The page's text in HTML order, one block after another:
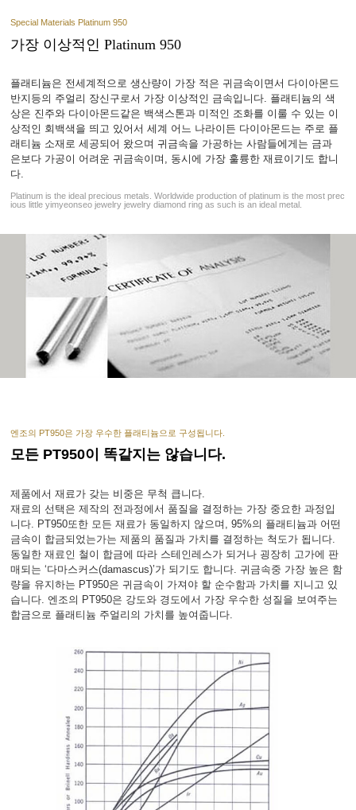
Special Materials Platinum 950
가장 이상적인 Platinum 950
플래티늄은 전세계적으로 생산량이 가장 적은 귀금속이면서 다이아몬드
반지등의 주얼리 장신구로서 가장 이상적인 금속입니다. 플래티늄의 색
상은 진주와 다이아몬드같은 백색스톤과 미적인 조화를 이룰 수 있는 이
상적인 회백색을 띄고 있어서 세계 어느 나라이든 다이아몬드는 주로 플
래티늄 소재로 세공되어 왔으며 귀금속을 가공하는 사람들에게는 금과
은보다 가공이 어려운 귀금속이며, 동시에 가장 훌륭한 재료이기도 합니
다.
Platinum is the ideal precious metals. Worldwide production of platinum is the most prec
ious little yimyeonseo jewelry jewelry diamond ring as such is an ideal metal.
엔조의 PT950은 가장 우수한 플래티늄으로 구성됩니다.
모든 PT950이 똑같지는 않습니다.
제품에서 재료가 갖는 비중은 무척 큽니다.
재료의 선택은 제작의 전과정에서 품질을 결정하는 가장 중요한 과정입
니다. PT950또한 모든 재료가 동일하지 않으며, 95%의 플래티늄과 어떤
금속이 합금되었는가는 제품의 품질과 가치를 결정하는 척도가 됩니다.
동일한 재료인 철이 합금에 따라 스테인레스가 되거나 굉장히 고가에 판
매되는 ‘다마스커스(damascus)’가 되기도 합니다. 귀금속중 가장 높은 함
량을 유지하는 PT950은 귀금속이 가져야 할 순수함과 가치를 지니고 있
습니다. 엔조의 PT950은 강도와 경도에서 가장 우수한 성질을 보여주는
합금으로 플래티늄 주얼리의 가치를 높여줍니다.